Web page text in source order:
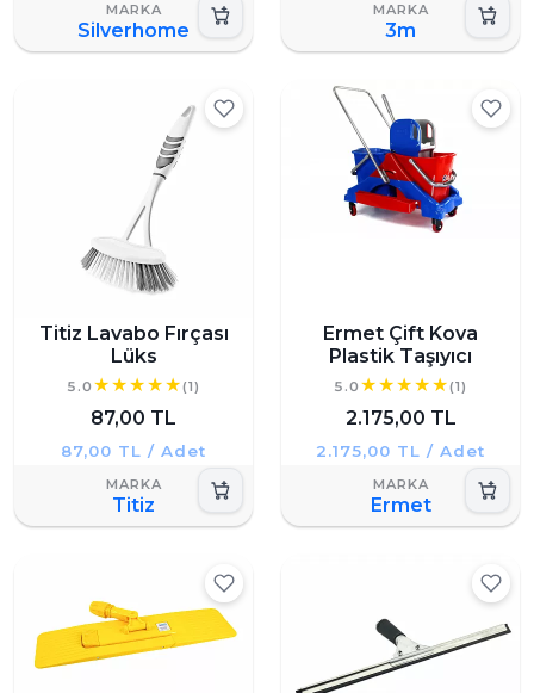
Silverhome 3m
Titiz Lavabo Fırçası
Lüks
5.0 (1)
87,00 TL
87,00 TL / Adet
Titiz
Ermet Çift Kova
Plastik Taşıyıcı
5.0 (1)
2.175,00 TL
2.175,00 TL / Adet
Ermet